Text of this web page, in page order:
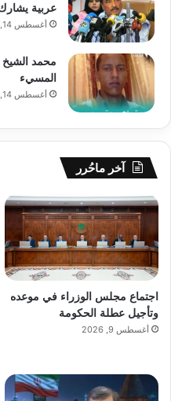
عربية
أغسطس 14, 2024
محمد الشيخ
المسيء
أغسطس 14, 2024
آخر ماحُرر
اجتماع مجلس الوزراء في موعده
وتأجيل عطلة الحكومة
أغسطس 9, 2026